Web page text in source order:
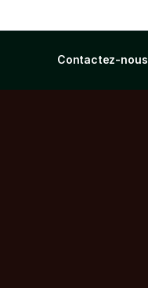
Contactez-nous